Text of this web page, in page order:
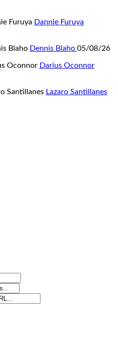
Dannie Furuya
Dennis Blaho 05/08/26
Darius Oconnor
Lazaro Santillanes